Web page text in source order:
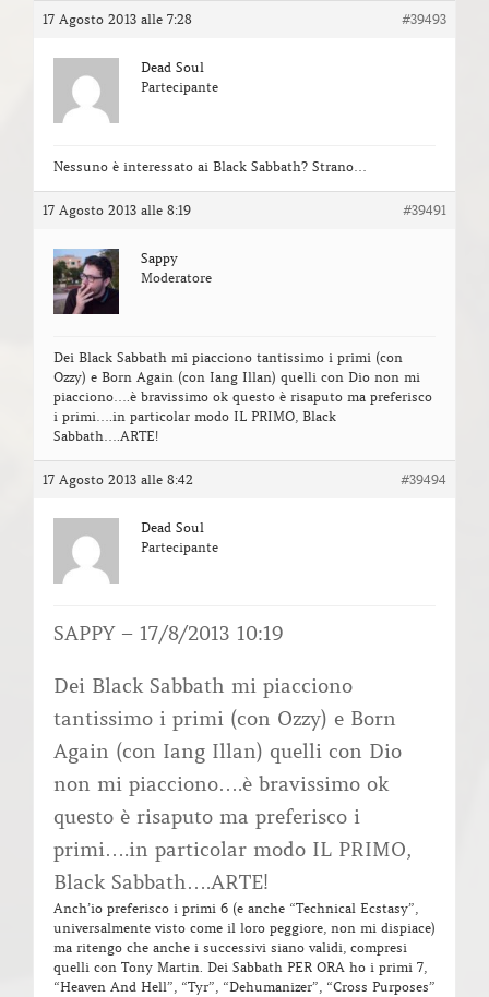
17 Agosto 2013 alle 7:28 #39493
Dead Soul
Partecipante
Nessuno è interessato ai Black Sabbath? Strano…
17 Agosto 2013 alle 8:19 #39491
Sappy
Moderatore
Dei Black Sabbath mi piacciono tantissimo i primi (con
Ozzy) e Born Again (con Iang Illan) quelli con Dio non mi
piacciono….è bravissimo ok questo è risaputo ma preferisco
i primi….in particolar modo IL PRIMO, Black
Sabbath….ARTE!
17 Agosto 2013 alle 8:42 #39494
Dead Soul
Partecipante
SAPPY – 17/8/2013 10:19
Dei Black Sabbath mi piacciono
tantissimo i primi (con Ozzy) e Born
Again (con Iang Illan) quelli con Dio
non mi piacciono….è bravissimo ok
questo è risaputo ma preferisco i
primi….in particolar modo IL PRIMO,
Black Sabbath….ARTE!
Anch’io preferisco i primi 6 (e anche “Technical Ecstasy”,
universalmente visto come il loro peggiore, non mi dispiace)
ma ritengo che anche i successivi siano validi, compresi
quelli con Tony Martin. Dei Sabbath PER ORA ho i primi 7,
“Heaven And Hell”, “Tyr”, “Dehumanizer”, “Cross Purposes”